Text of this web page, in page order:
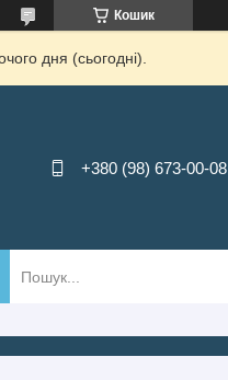
Кошик
дня (сьогодні).
+380 (98) 673-00-08